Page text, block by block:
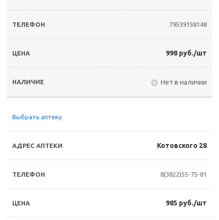
79539158148
998 руб./шт
Нет в наличии
Выбрать аптеку
Котовского 28
8(3822)55-75-81
985 руб./шт